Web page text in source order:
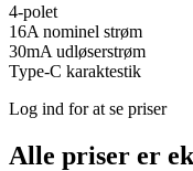
4-polet
16A nominel strøm
30mA udløserstrøm
Type-C karaktestik
Log ind for at se priser
Alle priser er